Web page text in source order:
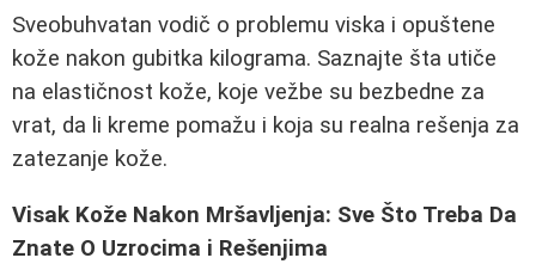
Sveobuhvatan vodič o problemu viska i opuštene
kože nakon gubitka kilograma. Saznajte šta utiče
na elastičnost kože, koje vežbe su bezbedne za
vrat, da li kreme pomažu i koja su realna rešenja za
zatezanje kože.
Visak Kože Nakon Mršavljenja: Sve Što Treba Da
Znate O Uzrocima i Rešenjima